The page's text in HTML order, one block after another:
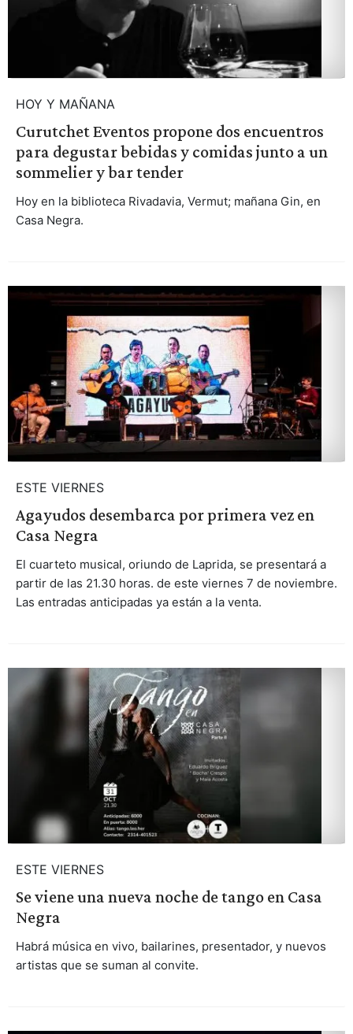
HOY Y MAÑANA
Curutchet Eventos propone dos encuentros
para degustar bebidas y comidas junto a un
sommelier y bar tender
Hoy en la biblioteca Rivadavia, Vermut; mañana Gin, en
Casa Negra.
ESTE VIERNES
Agayudos desembarca por primera vez en
Casa Negra
El cuarteto musical, oriundo de Laprida, se presentará a
partir de las 21.30 horas. de este viernes 7 de noviembre.
Las entradas anticipadas ya están a la venta.
ESTE VIERNES
Se viene una nueva noche de tango en Casa
Negra
Habrá música en vivo, bailarines, presentador, y nuevos
artistas que se suman al convite.